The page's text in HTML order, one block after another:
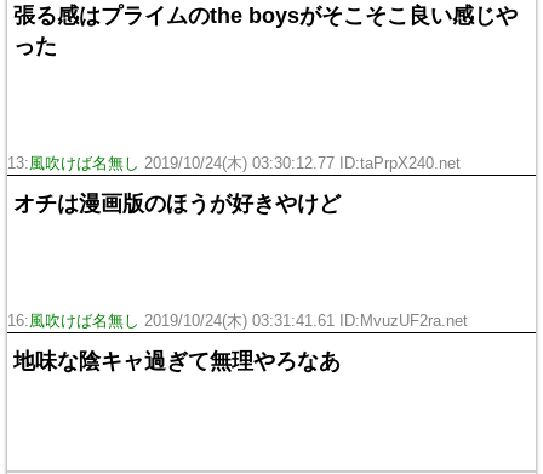
張る感はプライムのthe boysがそこそこ良い感じや
った
13:風吹けば名無し 2019/10/24(木) 03:30:12.77 ID:taPrpX240.net
オチは漫画版のほうが好きやけど
16:風吹けば名無し 2019/10/24(木) 03:31:41.61 ID:MvuzUF2ra.net
地味な陰キャ過ぎて無理やろなあ